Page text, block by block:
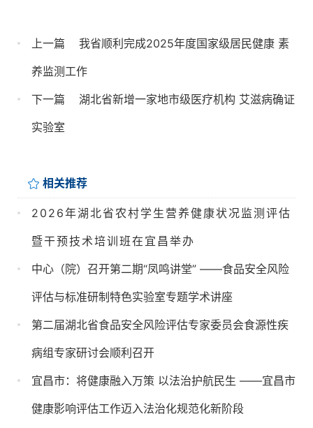
上一篇
我省顺利完成2025年度国家级居民健康 素
养监测工作
下一篇
湖北省新增一家地市级医疗机构 艾滋病确证
实验室
相关推荐
2026年湖北省农村学生营养健康状况监测评估
暨干预技术培训班在宜昌举办
中心（院）召开第二期“凤鸣讲堂” ——食品安全风险
评估与标准研制特色实验室专题学术讲座
第二届湖北省食品安全风险评估专家委员会食源性疾
病组专家研讨会顺利召开
宜昌市：将健康融入万策 以法治护航民生 ——宜昌市
健康影响评估工作迈入法治化规范化新阶段